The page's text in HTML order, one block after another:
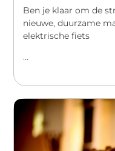
Ben je klaar om de
nieuwe, duurzame
elektrische fiets
...